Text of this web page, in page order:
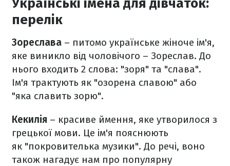
Українські імена для дівчаток:
перелік
Зореслава – питомо українське жіноче ім'я,
яке виникло від чоловічого – Зореслав. До
нього входить 2 слова: "зоря" та "слава".
Ім'я трактують як "озорена славою" або
"яка славить зорю".
Кекилія – красиве ймення, яке утворилося з
грецької мови. Це ім'я пояснюють
як "покровителька музики". До речі, воно
також нагадує нам про популярну